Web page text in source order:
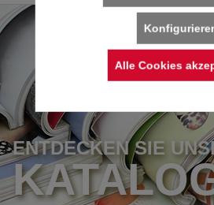
ENTDECKEN SIE
Alle Cookies